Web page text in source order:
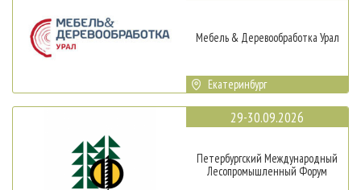
Мебель & Деревообработка Урал
Екатеринбург
29-30.09.2026
Петербургский Международный
Лесопромышленный Форум